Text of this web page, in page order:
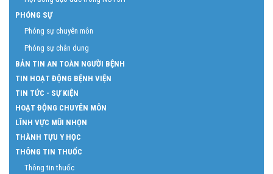
PHÓNG SỰ
Phóng sự chuyên môn
Phóng sự chân dung
BẢN TIN AN TOÀN NGƯỜI BỆNH
TIN HOẠT ĐỘNG BỆNH VIỆN
TIN TỨC - SỰ KIỆN
HOẠT ĐỘNG CHUYÊN MÔN
LĨNH VỰC MŨI NHỌN
THÀNH TỰU Y HỌC
THÔNG TIN THUỐC
Thông tin thuốc